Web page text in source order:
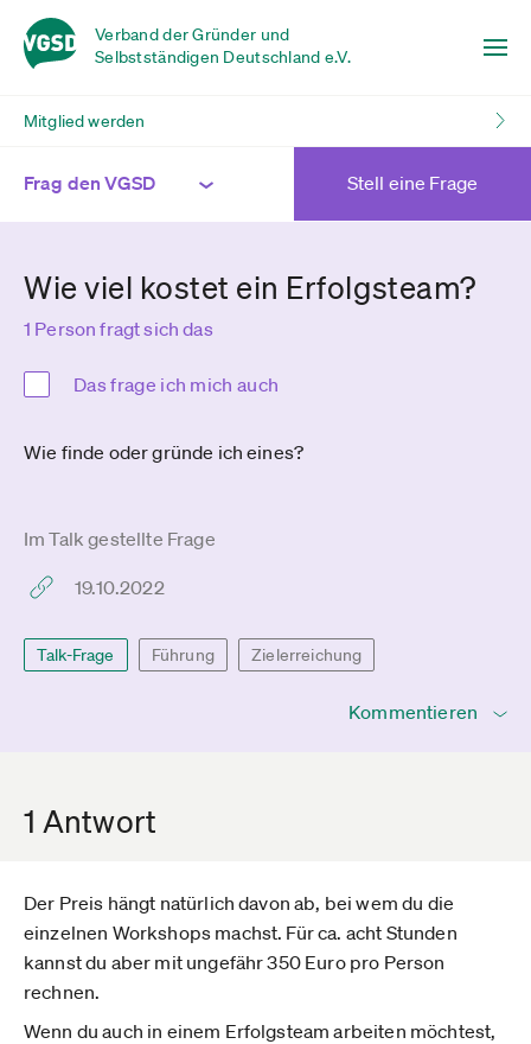
Verband der Gründer und
Selbstständigen Deutschland e.V.
Mitglied werden
Frag den VGSD Stell eine Frage
Wie viel kostet ein Erfolgsteam?
1 Person fragt sich das
Das frage ich mich auch
Wie finde oder gründe ich eines?
Im Talk gestellte Frage
19.10.2022
Talk-Frage Führung Zielerreichung
Kommentieren
1 Antwort
Der Preis hängt natürlich davon ab, bei wem du die
einzelnen Workshops machst. Für ca. acht Stunden
kannst du aber mit ungefähr 350 Euro pro Person
rechnen.
Wenn du auch in einem Erfolgsteam arbeiten möchtest,